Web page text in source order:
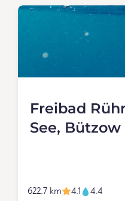
Freibad
See, Bützow
622.7 km 4.1 4.4